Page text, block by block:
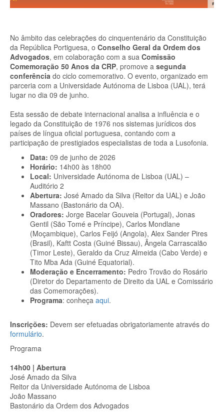
No âmbito das celebrações do cinquentenário da Constituição
da República Portiguesa, o Conselho Geral da Ordem dos
Advogados, em colaboração com a sua Comissão
Comemoração 50 Anos da CRP, promove a segunda
conferência do ciclo comemorativo. O evento, organizado em
parceria com a Universidade Autónoma de Lisboa (UAL), terá
lugar no dia 09 de junho.
Esta sessão de debate internacional analisa a influência e o
legado da Constituição de 1976 nos sistemas jurídicos dos
países de língua oficial portuguesa, contando com a
participação de prestigiados especialistas de toda a Lusofonia.
Data: 09 de junho de 2026
Horário: 14h00 às 18h00
Local: Universidade Autónoma de Lisboa (UAL) –
Auditório 2
Abertura: José Amado da Silva (Reitor da UAL) e João
Massano (Bastonário da OA).
Oradores: Jorge Bacelar Gouveia (Portugal), Jonas
Gentil (São Tomé e Príncipe), Carlos Mondlane
(Moçambique), Carlos Feijó (Angola), Alex Sander Pires
(Brasil), Kaftt Costa (Guiné Bissau), Ângela Carrascalão
(Timor Leste), Geraldo da Cruz Almeida (Cabo Verde) e
Tito Mba Ada (Guiné Equatorial).
Moderação e Encerramento: Pedro Trovão do Rosário
(Diretor do Departamento de Direito da UAL e Comissário
das Comemorações).
Programa: conheça aqui.
Inscrições: Devem ser efetuadas obrigatoriamente através do
formulário.
Programa
14h00 | Abertura
José Amado da Silva
Reitor da Universidade Autónoma de Lisboa
João Massano
Bastonário da Ordem dos Advogados